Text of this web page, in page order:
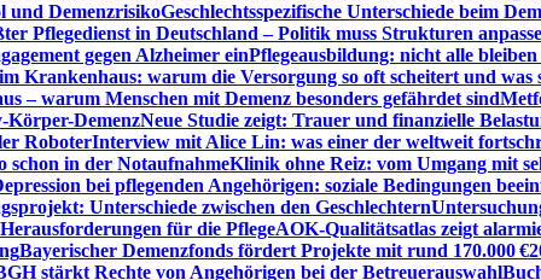
und DemenzrisikoGeschlechtsspezifische Unterschiede beim
Pflegedienst in Deutschland – Politik muss Strukturen
gegen Alzheimer einPflegeausbildung: nicht alle bleiben
Krankenhaus: warum die Versorgung so oft scheitert und was
– warum Menschen mit Demenz besonders gefährdet sind
Körper-DemenzNeue Studie zeigt: Trauer und finanzielle
RoboterInterview mit Alice Lin: was einer der weltweit
schon in der NotaufnahmeKlinik ohne Reiz: vom Umgang mit
bei pflegenden Angehörigen: soziale Bedingungen
Unterschiede zwischen den Geschlechtern
für die PflegeAOK-Qualitätsatlas zeigt
Bayerischer Demenzfonds fördert Projekte mit rund 170.000 €
stärkt Rechte von Angehörigen bei der Betreuerauswahl